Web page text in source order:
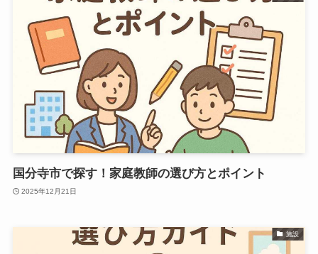
国分寺市で探す！家庭教師の選び方とポイント
2025年12月21日
施設